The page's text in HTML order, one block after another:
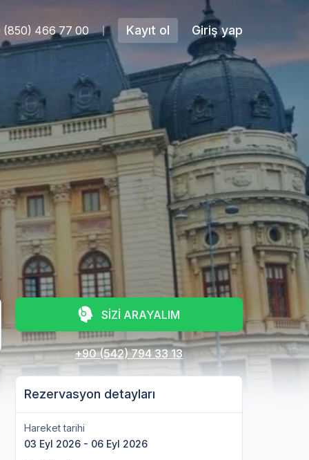
(850) 466 77 00 Kayıt ol Giriş yap
SİZİ ARAYALIM
+90 (542) 794 33 13
Rezervasyon detayları
Hareket tarihi
03 Eyl 2026 - 06 Eyl 2026